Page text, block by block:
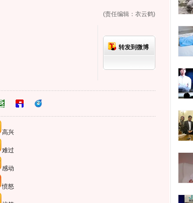
(责任编辑：衣云鹤)
转发到微博
高兴
难过
感动
愤怒